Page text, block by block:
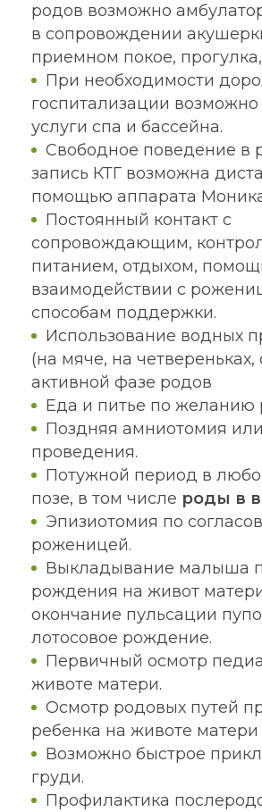
родов возможно
в сопровождении
приемном покое,
При необходимости
госпитализации возможно
услуги спа и бассейна.
Свободное поведение в
запись КТГ возможна
помощью аппарата
Постоянный контакт с
сопровождающим,
питанием, отдыхом,
взаимодействии с
способам поддержки.
Использование водных
(на мяче, на четвереньках,
активной фазе родов
Еда и питье по
Поздняя амниотомия или
проведения.
Потужной период в
позе, в том числе роды в
Эпизиотомия по
роженицей.
Выкладывание малыша
рождения на живот
окончание пульсации
лотосовое рождение.
Первичный осмотр
животе матери.
Осмотр родовых путей
ребенка на животе матери
Возможно быстрое
груди.
Профилактика